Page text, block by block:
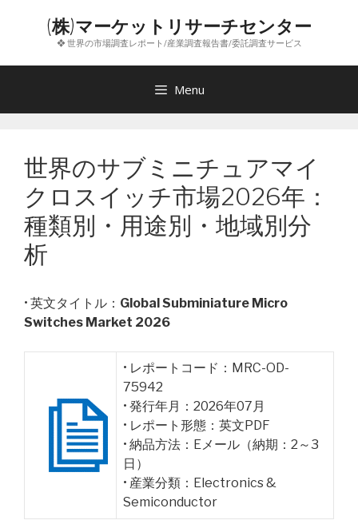
ン
(株)マーケットリサーチセンター
❖ 世界の市場調査レポート/産業調査報告書/委託調査サービス
Menu
世界のサブミニチュアマイ
クロスイッチ市場2026年：
種類別・用途別・地域別分
析
• 英文タイトル： Global Subminiature Micro
Switches Market 2026
• レポートコード：MRC-OD-
75942
• 発行年月：2026年07月
• レポート形態：英文PDF
• 納品方法：Eメール（納期：2～3
日）
• 産業分類：Electronics &
Semiconductor